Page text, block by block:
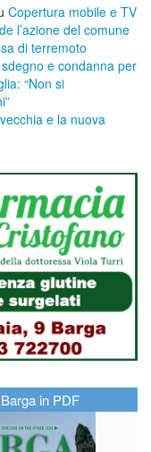
​Copertura mobile e TV
l’azione del comune
di terremoto
e condanna per
“Non si
e la nuova
in PDF